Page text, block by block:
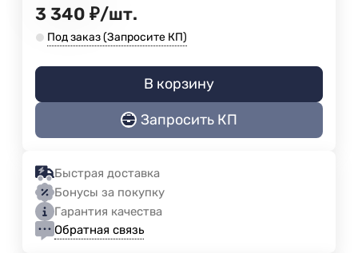
3 340 ₽/шт.
Под заказ (Запросите КП)
В корзину
Запросить КП
Быстрая доставка
Бонусы за покупку
Гарантия качества
Обратная связь